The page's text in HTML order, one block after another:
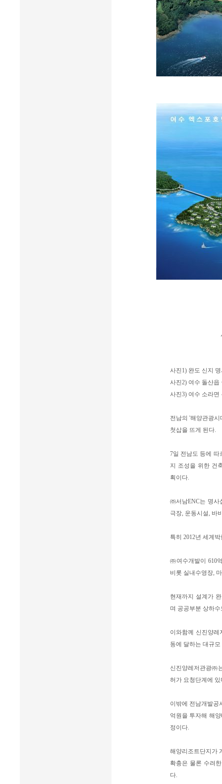
사진1) 완도 신지
사진2) 여수 돌산읍
사진3) 여수 소라면
전남의 '해양관광
첫삽을 뜨게 된다.
7일 전남도 등에 따
지 조성을 위한 건
획이다.
㈜서남ENC는 명사
극장, 운동시설, 바
특히 2012년 세계
㈜여수개발이 610
비롯 실내수영장,
현재까지 설계가
며 공공부분 상하
이와함께 신진양레
동에 달하는 대규
신진양레저관광㈜
허가 요청단계에 있
이밖에 전남개발공
억원을 투자해 해
정이다.
해양리조트단지가
확충은 물론 수려
다.